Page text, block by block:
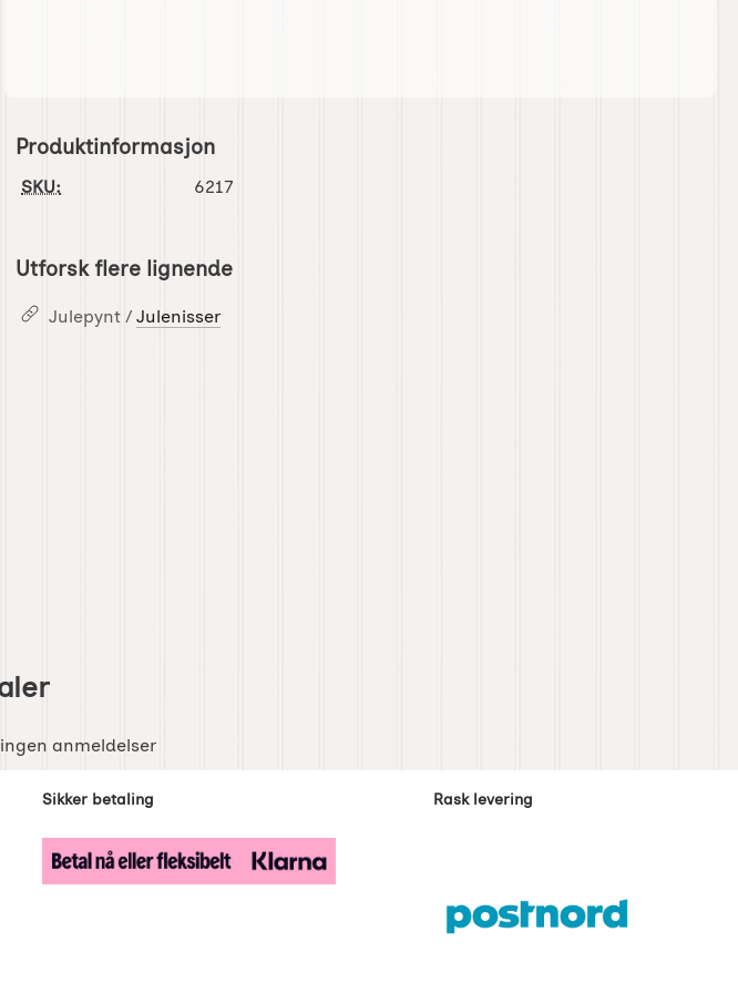
Produktinformasjon
SKU: 6217
Utforsk flere lignende
Julepynt / Julenisser
anmeldelser
Sikker betaling Rask levering